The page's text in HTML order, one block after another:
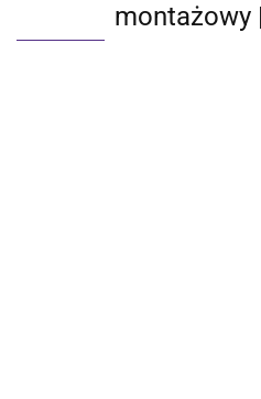
montażowy